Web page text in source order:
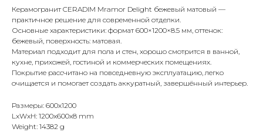
Керамогранит CERADIM Mramor Delight бежевый матовый —
практичное решение для современной отделки.
Основные характеристики: формат 600×1200×8.5 мм, оттенок:
бежевый, поверхность: матовая.
Материал подходит для пола и стен, хорошо смотрится в ванной,
кухне, прихожей, гостиной и коммерческих помещениях.
Покрытие рассчитано на повседневную эксплуатацию, легко
очищается и помогает создать аккуратный, завершённый интерьер.
Размеры: 600x1200
LxWxH: 1200x600x8 mm
Weight: 14382 g